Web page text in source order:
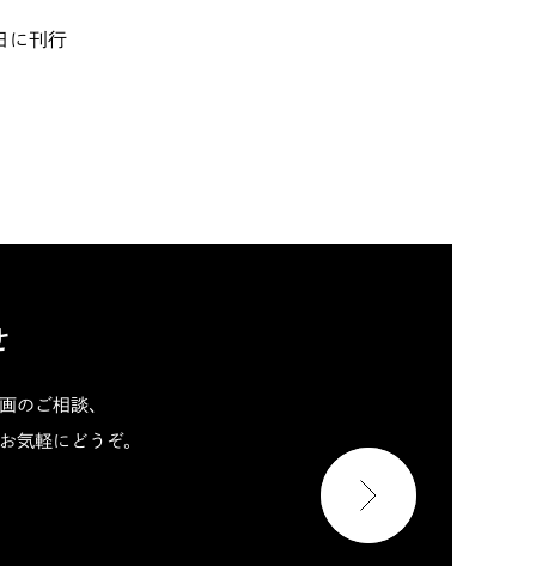
に刊行
のご相談、
気軽にどうぞ。